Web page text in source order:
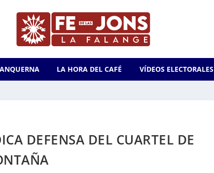
LA HORA DEL CAFÉ VÍDEOS ELECTORALES
DEFENSA DEL CUARTEL DE